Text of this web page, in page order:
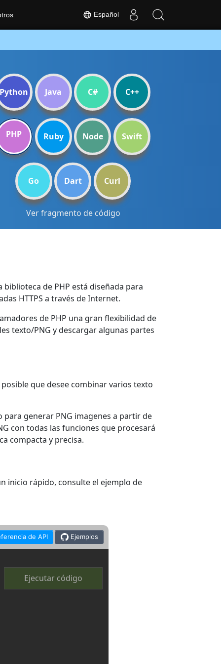
Python Java C# C++
PHP Ruby Node Swift
Go Dart Curl
Ver fragmento de código
de PHP está diseñada para
HTTPS a través de Internet.
de PHP una gran flexibilidad de
texto/PNG y descargar algunas partes
que desee combinar varios texto
generar PNG imagenes a partir de
con todas las funciones que procesará
compacta y precisa.
inicio rápido, consulte el ejemplo de
de API Ejemplos
Ejecutar código
Español